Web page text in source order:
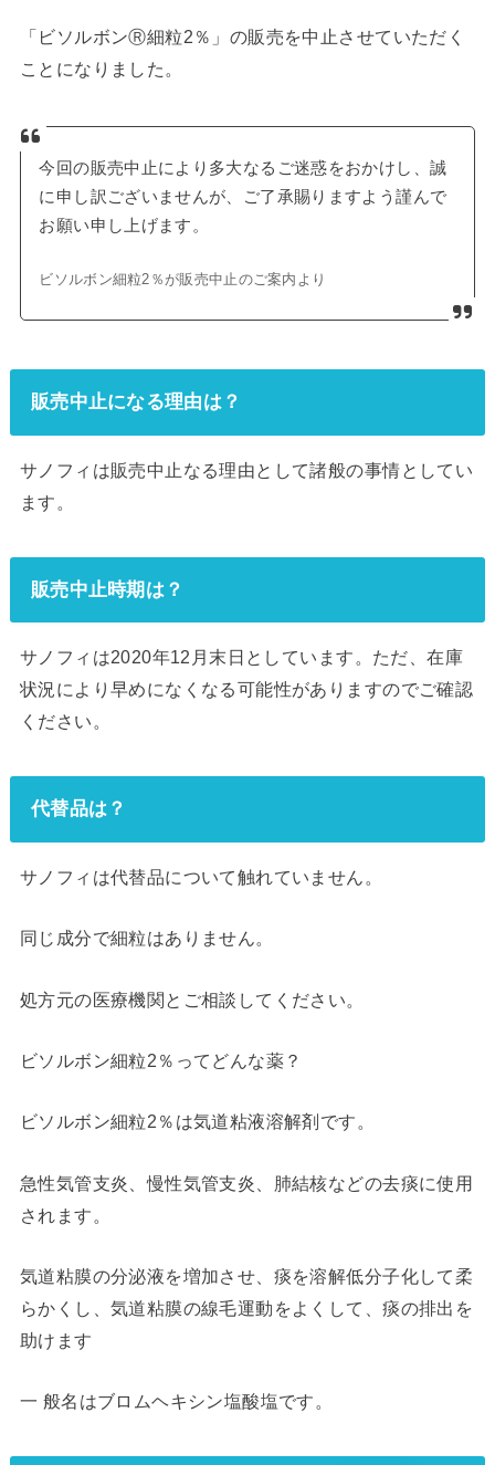
「ビソルボンⓇ細粒2％」の販売を中止させていただく
ことになりました。
今回の販売中止により多大なるご迷惑をおかけし、誠
に申し訳ございませんが、ご了承賜りますよう謹んで
お願い申し上げます。
ビソルボン細粒2％が販売中止のご案内より
販売中止になる理由は？
サノフィは販売中止なる理由として諸般の事情としてい
ます。
販売中止時期は？
サノフィは2020年12月末日としています。ただ、在庫
状況により早めになくなる可能性がありますのでご確認
ください。
代替品は？
サノフィは代替品について触れていません。
同じ成分で細粒はありません。
処方元の医療機関とご相談してください。
ビソルボン細粒2％ってどんな薬？
ビソルボン細粒2％は気道粘液溶解剤です。
急性気管支炎、慢性気管支炎、肺結核などの去痰に使用
されます。
気道粘膜の分泌液を増加させ、痰を溶解低分子化して柔
らかくし、気道粘膜の線毛運動をよくして、痰の排出を
助けます
一 般名はブロムヘキシン塩酸塩です。